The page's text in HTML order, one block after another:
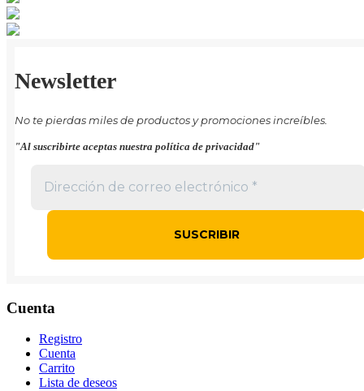
Newsletter
No te pierdas miles de productos y promociones increíbles.
"Al suscribirte aceptas nuestra política de privacidad"
Cuenta
Registro
Cuenta
Carrito
Lista de deseos